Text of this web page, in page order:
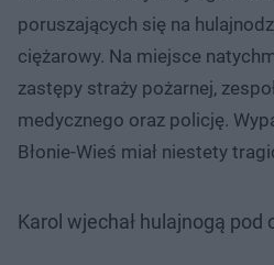
poruszających się na
ciężarowy. Na miejsce
zastępy straży pożarnej,
medycznego oraz policję.
Błonie-Wieś miał niestety
Karol wjechał hulajnogą pod